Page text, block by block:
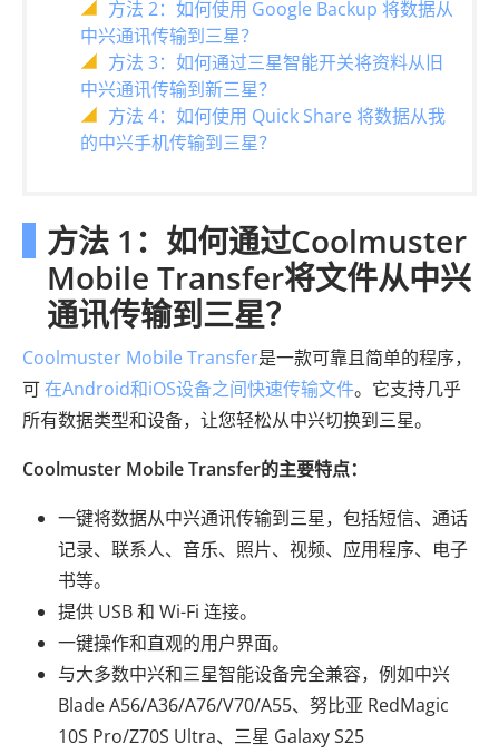
方法 2：如何使用 Google Backup 将数据从
中兴通讯传输到三星？
方法 3：如何通过三星智能开关将资料从旧
中兴通讯传输到新三星？
方法 4：如何使用 Quick Share 将数据从我
的中兴手机传输到三星？
方法 1：如何通过Coolmuster
Mobile Transfer将文件从中兴
通讯传输到三星？
Coolmuster Mobile Transfer是一款可靠且简单的程序，
可在Android和iOS设备之间快速传输文件。它支持几乎
所有数据类型和设备，让您轻松从中兴切换到三星。
Coolmuster Mobile Transfer的主要特点：
一键将数据从中兴通讯传输到三星，包括短信、通话
记录、联系人、音乐、照片、视频、应用程序、电子
书等。
提供 USB 和 Wi-Fi 连接。
一键操作和直观的用户界面。
与大多数中兴和三星智能设备完全兼容，例如中兴
Blade A56/A36/A76/V70/A55、努比亚 RedMagic
10S Pro/Z70S Ultra、三星 Galaxy S25